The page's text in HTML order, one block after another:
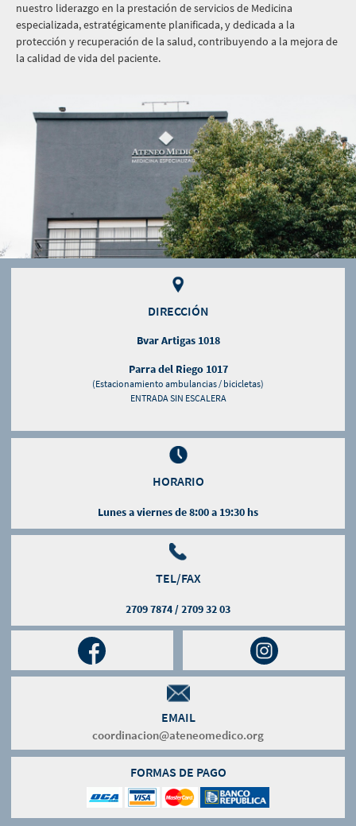
nuestro liderazgo en la prestación de servicios de Medicina
especializada, estratégicamente planificada, y dedicada a la
protección y recuperación de la salud, contribuyendo a la mejora de
la calidad de vida del paciente.
DIRECCIÓN
Bvar Artigas 1018
Parra del Riego 1017
(Estacionamiento ambulancias / bicicletas)
ENTRADA SIN ESCALERA
HORARIO
Lunes a viernes de 8:00 a 19:30 hs
TEL/FAX
2709 7874 / 2709 32 03
EMAIL
coordinacion@ateneomedico.org
FORMAS DE PAGO
Leaflet| Map data ©OpenStreetMapcontributors, Imagery ©Mapbox